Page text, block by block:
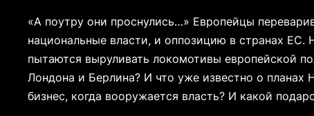
«А поутру они проснулись…» Европейцы
национальные власти, и оппозицию в странах
пытаются выруливать локомотивы европейской
Лондона и Берлина? И что уже известно о планах
бизнес, когда вооружается власть? И какой